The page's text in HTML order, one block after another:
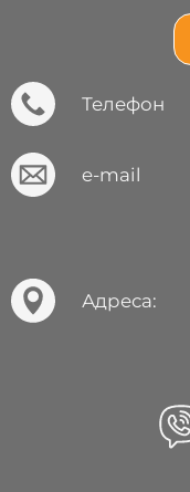
Телефон
e-mail
Адреса: